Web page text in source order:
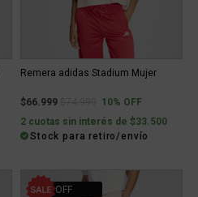
Remera adidas Stadium Mujer
$66.999 Price reduced from
to10% OFF
2 cuotas sin interés de $33.500
Stock para retiro/envío
10% OFF